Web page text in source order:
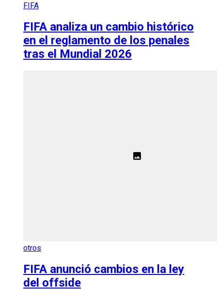
FIFA
FIFA analiza un cambio histórico
en el reglamento de los penales
tras el Mundial 2026
otros
FIFA anunció cambios en la ley
del offside